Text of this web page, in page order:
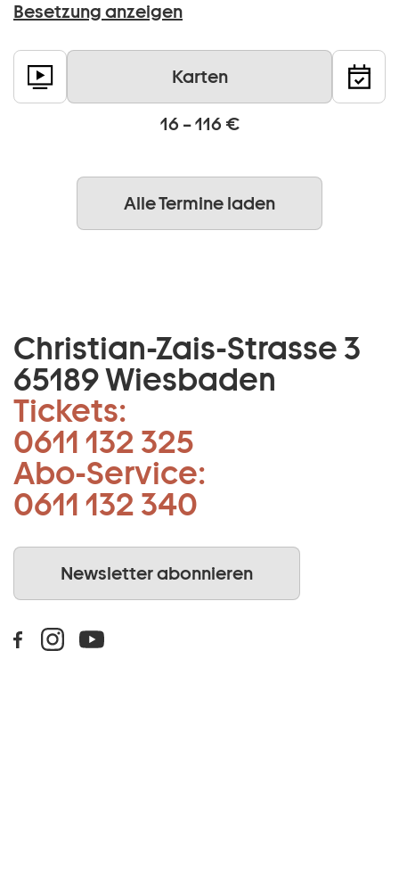
Besetzung anzeigen
Karten
16 – 116 €
Alle Termine laden
Christian-Zais-Strasse 3
65189 Wiesbaden
Tickets:
0611 132 325
Abo-Service:
0611 132 340
Newsletter abonnieren